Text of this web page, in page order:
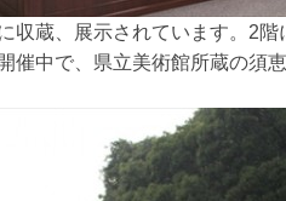
収蔵、展示されています。2
催中で、県立美術館所蔵の須